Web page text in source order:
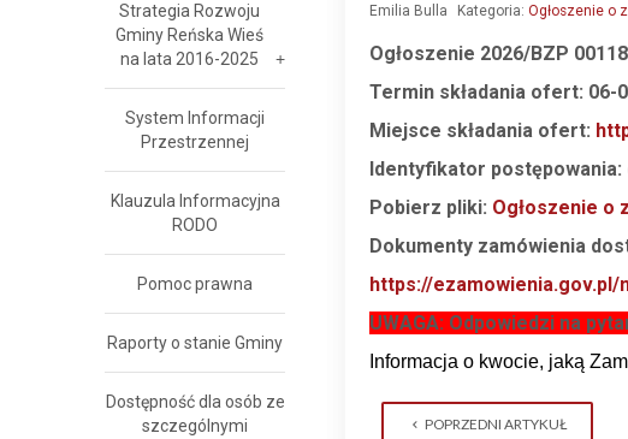
Emilia Bulla Kategoria: Ogłoszenie o
Ogłoszenie 2026/BZP
Termin składania ofert: 06-
Miejsce składania ofert:
Identyfikator postępowania:
Pobierz pliki: Ogłoszenie o
Dokumenty zamówienia
https://ezamowienia.gov.pl/
UWAGA: Odpowiedzi na
Informacja o kwocie, jaką
POPRZEDNI ARTYKUŁ
Strategia Rozwoju
Gminy Reńska Wieś
na lata 2016-2025
System Informacji
Przestrzennej
Klauzula Informacyjna
RODO
Pomoc prawna
Raporty o stanie Gminy
Dostępność dla osób ze
szczególnymi